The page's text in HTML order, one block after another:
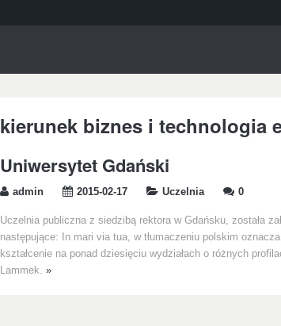
kierunek biznes i technologia
Uniwersytet Gdański
admin 2015-02-17 Uczelnia 0
Uczelnia publiczna z siedzibą rektora w Gdańsku, została
następujące: In mari via tua, w tłumaczeniu polskim
kształcenie na ponad dziesięciu wydziałach o różnych
Lammek. »